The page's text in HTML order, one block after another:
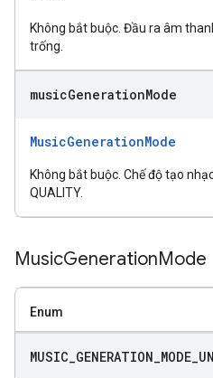
Không bắt buộc. Đầu ra âm
trống.
musicGenerationMode
MusicGenerationMode
Không bắt buộc. Chế độ tạo
QUALITY.
MusicGenerationMode
Enum
MUSIC GENERATION MODE